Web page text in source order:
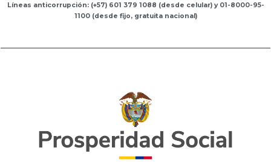
Líneas anticorrupción: (+57) 601 379 1088 (desde celular) y 01-8000-95-
1100 (desde fijo, gratuita nacional)